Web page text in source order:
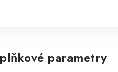
parametry